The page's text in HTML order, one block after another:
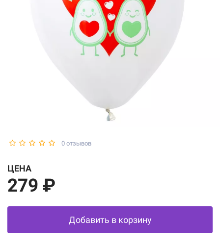
0 отзывов
ЦЕНА
279 ₽
Добавить в корзину